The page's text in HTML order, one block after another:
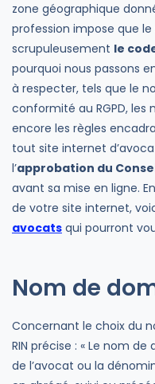
zone géographique
profession impose que
scrupuleusement le
pourquoi nous passons
à respecter, tels que le
conformité au RGPD, les
encore les règles
tout site internet
l’approbation du
avant sa mise en ligne.
de votre site internet,
avocats qui pourront
Nom de
Concernant le choix du
RIN précise : « Le nom
de l’avocat ou la